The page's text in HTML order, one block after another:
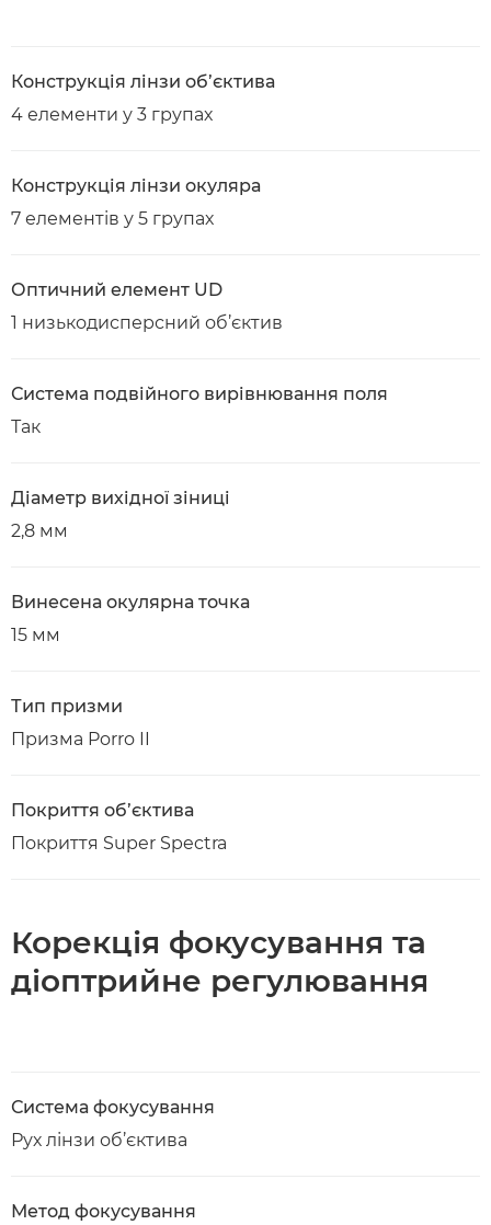
Конструкція лінзи об’єктива
4 елементи у 3 групах
Конструкція лінзи окуляра
7 елементів у 5 групах
Оптичний елемент UD
1 низькодисперсний об’єктив
Система подвійного вирівнювання поля
Так
Діаметр вихідної зіниці
2,8 мм
Винесена окулярна точка
15 мм
Тип призми
Призма Porro II
Покриття об’єктива
Покриття Super Spectra
Корекція фокусування та
діоптрийне регулювання
Система фокусування
Рух лінзи об’єктива
Метод фокусування